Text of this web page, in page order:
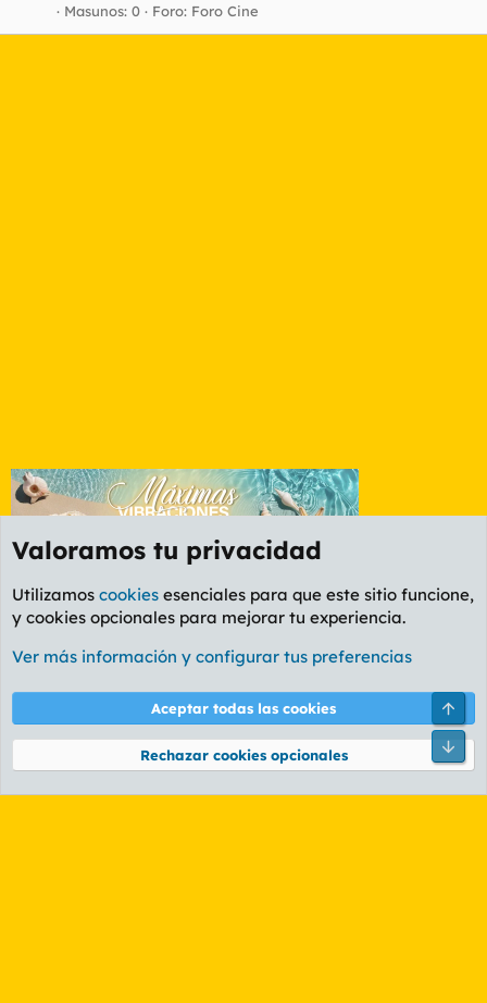
Masunos: 0 Foro: Foro Cine
Etiquetas
Cookies
PL OLDSTYLE AMARILLO
Términos y reglas Política de privacidad Ayuda
Community platform by XenForo® © 2010-2026 XenForo Ltd.
Valoramos tu privacidad
Utilizamos cookies esenciales para que este sitio funcione,
y cookies opcionales para mejorar tu experiencia.
Ver más información y configurar tus preferencias
Aceptar todas las cookies
Rechazar cookies opcionales
Pie